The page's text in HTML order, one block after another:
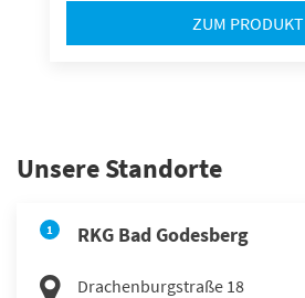
ZUM PRODUKT
Unsere Standorte
1 RKG Bad Godesberg
Drachenburgstraße 18